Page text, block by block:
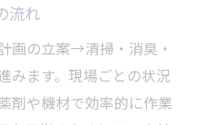
流れ
画の立案→清掃・消臭・
みます。現場ごとの状況
剤や機材で効率的に作業